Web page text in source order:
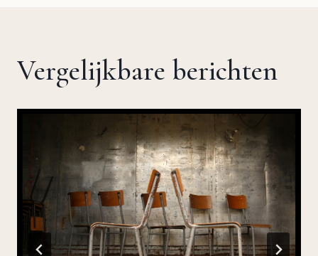
Vergelijkbare berichten